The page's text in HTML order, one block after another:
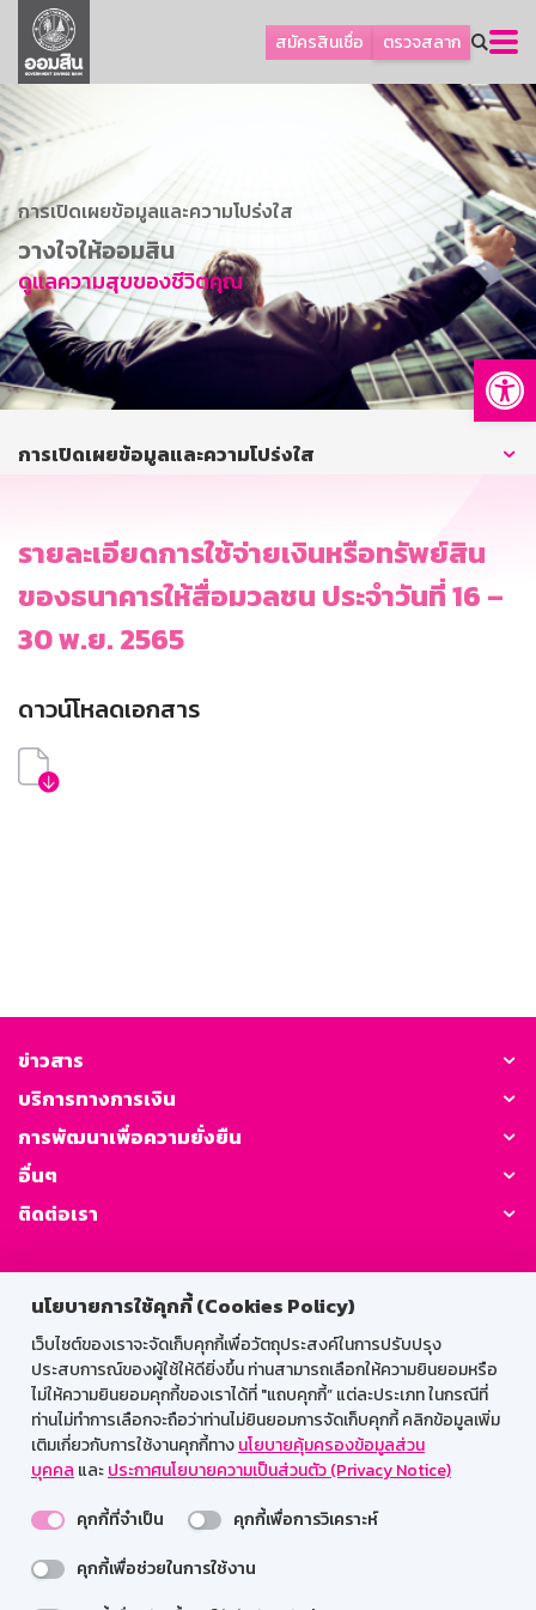
นโยบายการใช้คุกกี้ (Cookies Policy)
เว็บไซต์ของเราจะจัดเก็บคุกกี้เพื่อวัตถุประสงค์ในการปรับปรุง
ประสบการณ์ของผู้ใช้ให้ดียิ่งขึ้น ท่านสามารถเลือกให้ความยินยอมหรือ
ไม่ให้ความยินยอมคุกกี้ของเราได้ที่ "แถบคุกกี้” แต่ละประเภท ในกรณีที่
ท่านไม่ทำการเลือกจะถือว่าท่านไม่ยินยอมการจัดเก็บคุกกี้ คลิกข้อมูลเพิ่ม
เติมเกี่ยวกับการใช้งานคุกกี้ทางนโยบายคุ้มครองข้อมูลส่วน
บุคคล และประกาศนโยบายความเป็นส่วนตัว (Privacy Notice)
คุกกี้ที่จำเป็น
คุกกี้เพื่อการวิเคราะห์
คุกกี้เพื่อช่วยในการใช้งาน
สมัครสินเชื่อ ตรวจสลาก
ลูกค้าธุรกิจ
ลูกค้าผู้ประกอบรายย่อย
ออมเพื่อสุข
เกี่ยวกับธนาคาร
การพัฒนาที่ยั่งยืน
ข่าวสาร
บริการทางการเงิน
อื่นๆ
ติดต่อเรา
บริการออนไลน์
GSB Society
การเปิดเผยข้อมูลและความโปร่งใส
วางใจให้ออมสิน
ดูแลความสุขของชีวิตคุณ
การเปิดเผยข้อมูลและความโปร่งใส
รายละเอียดการใช้จ่ายเงินหรือทรัพย์สิน
ของธนาคารให้สื่อมวลชน ประจำวันที่ 16 –
30 พ.ย. 2565
ดาวน์โหลดเอกสาร
ข่าวสาร
บริการทางการเงิน
การพัฒนาเพื่อความยั่งยืน
อื่นๆ
ติดต่อเรา
GSB Society:
สำหรับพนักงาน
Web HR
GSB Wisdom
M-Search
เข้าสู่ระบบเน็ตเมล
รองรับการใช้งานได้ดีบนเว็บบราวเซอร์